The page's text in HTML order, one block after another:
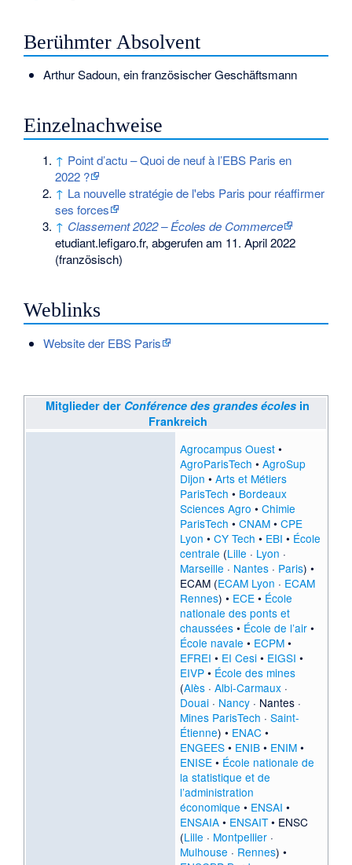
Berühmter Absolvent
Arthur Sadoun, ein französischer Geschäftsmann
Einzelnachweise
↑ Point d’actu – Quoi de neuf à l’EBS Paris en
2022 ?
↑ La nouvelle stratégie de l'ebs Paris pour réaffirmer
ses forces
↑ Classement 2022 – Écoles de Commerce
etudiant.lefigaro.fr, abgerufen am 11. April 2022
(französisch)
Weblinks
Website der EBS Paris
Mitglieder der Conférence des grandes écoles in
Frankreich
Agrocampus Ouest•
AgroParisTech • AgroSup
Dijon • Arts et Métiers
ParisTech • Bordeaux
Sciences Agro • Chimie
ParisTech • CNAM• CPE
Lyon • CY Tech • EBI • École
centrale (Lille · Lyon ·
Marseille · Nantes· Paris) •
ECAM (ECAM Lyon · ECAM
Rennes) • ECE• École
nationale des ponts et
chaussées• École de l’air•
École navale • ECPM•
EFREI • EI Cesi• EIGSI •
EIVP• École des mines
(Alès· Albi-Carmaux·
Douai· Nancy· Nantes·
Mines ParisTech · Saint-
Étienne) • ENAC•
ENGEES• ENIB• ENIM•
ENISE• École nationale de
la statistique et de
l’administration
économique • ENSAI •
ENSAIA• ENSAIT• ENSC
(Lille · Montpellier·
Mulhouse · Rennes) •